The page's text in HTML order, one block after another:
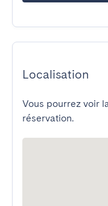
Localisation
Vous pourrez voir
réservation.